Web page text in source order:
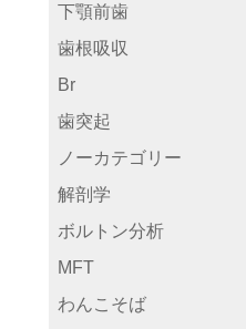
下顎前歯
歯根吸収
Br
歯突起
ノーカテゴリー
解剖学
ボルトン分析
MFT
わんこそば